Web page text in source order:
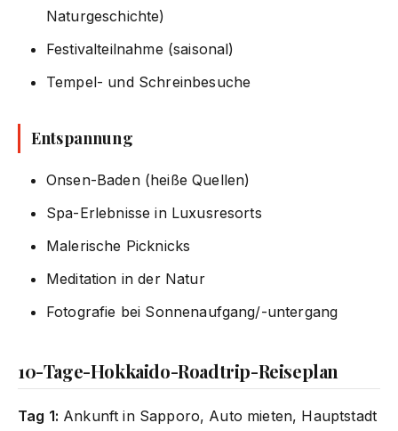
Naturgeschichte)
Festivalteilnahme (saisonal)
Tempel- und Schreinbesuche
Entspannung
Onsen-Baden (heiße Quellen)
Spa-Erlebnisse in Luxusresorts
Malerische Picknicks
Meditation in der Natur
Fotografie bei Sonnenaufgang/-untergang
10-Tage-Hokkaido-Roadtrip-Reiseplan
Tag 1: Ankunft in Sapporo, Auto mieten, Hauptstadt